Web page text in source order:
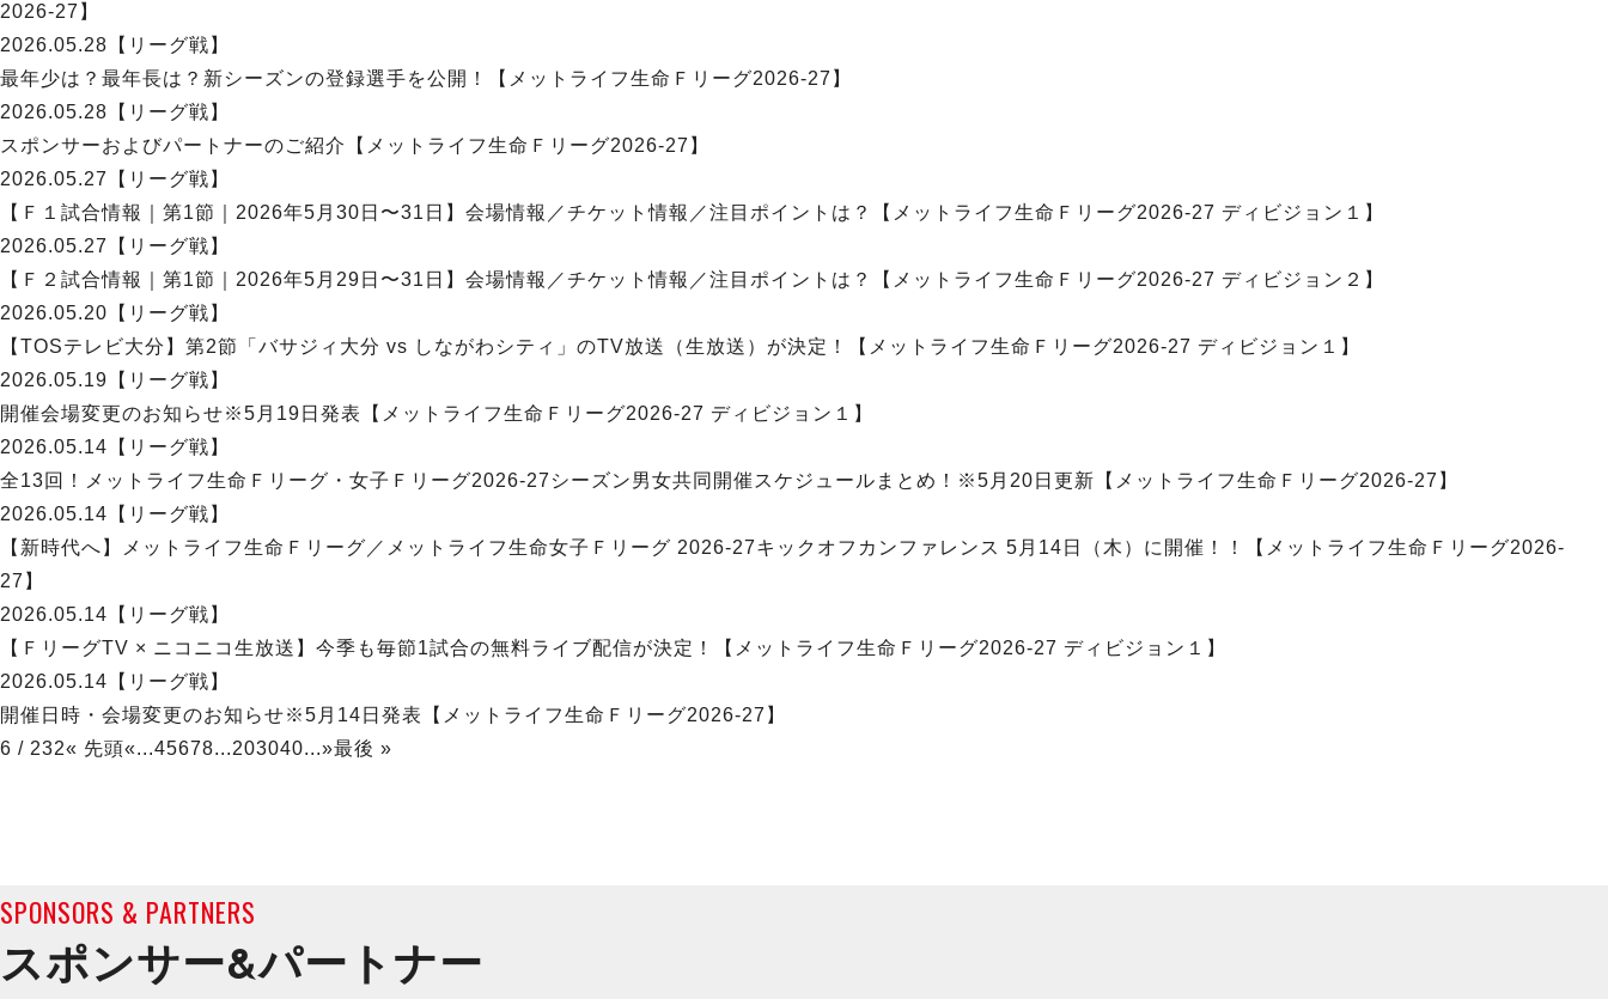
2026-27】
2026.05.28 【リーグ戦】
最年少は？最年長は？新シーズンの登録選手を公開！【メットライフ生命Ｆリーグ2026-27】
2026.05.28 【リーグ戦】
スポンサーおよびパートナーのご紹介【メットライフ生命Ｆリーグ2026-27】
2026.05.27
【リーグ戦】
【Ｆ１試合情報｜第1節｜2026年5月30日〜31日】会場情報／チケット情報／注目ポイントは？【メットライフ生命Ｆリーグ2026-27 ディビジョン１】
2026.05.27
【リーグ戦】
【Ｆ２試合情報｜第1節｜2026年5月29日〜31日】会場情報／チケット情報／注目ポイントは？【メットライフ生命Ｆリーグ2026-27 ディビジョン２】
2026.05.20 【リーグ戦】
【TOSテレビ大分】第2節「バサジィ大分 vs しながわシティ」のTV放送（生放送）が決定！【メットライフ生命Ｆリーグ2026-27 ディビジョン１】
2026.05.19 【リーグ戦】
開催会場変更のお知らせ※5月19日発表【メットライフ生命Ｆリーグ2026-27 ディビジョン１】
2026.05.14 【リーグ戦】
全13回！メットライフ生命Ｆリーグ・女子Ｆリーグ2026-27シーズン男女共同開催スケジュールまとめ！※5月20日更新【メットライフ生命Ｆリーグ2026-27】
2026.05.14 【リーグ戦】
【新時代へ】メットライフ生命Ｆリーグ／メットライフ生命女子Ｆリーグ 2026-27キックオフカンファレンス 5月14日（木）に開催！！【メットライフ生命Ｆリーグ2026-
27】
2026.05.14 【リーグ戦】
【ＦリーグTV × ニコニコ生放送】今季も毎節1試合の無料ライブ配信が決定！【メットライフ生命Ｆリーグ2026-27 ディビジョン１】
2026.05.14 【リーグ戦】
開催日時・会場変更のお知らせ※5月14日発表【メットライフ生命Ｆリーグ2026-27】
6 / 232« 先頭«...45678...203040...»最後 »
SPONSORS & PARTNERS
スポンサー&パートナー